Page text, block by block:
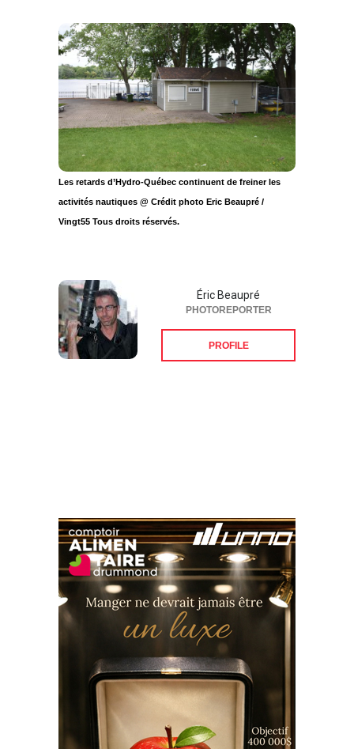
Les retards d’Hydro-Québec continuent de freiner les
activités nautiques @ Crédit photo Eric Beaupré /
Vingt55 Tous droits réservés.
Éric Beaupré
PHOTOREPORTER
PROFILE